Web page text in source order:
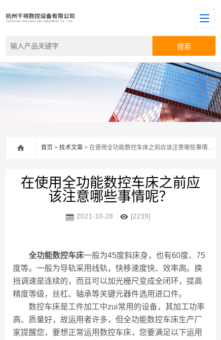
首页 >技术文章 > 在使用全功能数控车床之前应该注意哪些事情呢？
在使用全功能数控车床之前应
该注意哪些事情呢？
2021-10-28 [2239]
全功能数控车床一般为45度斜床身，也有60度、75
度等。一般为导轨采用线轨，快移速度快、效率高。换
挡调速是连续的，而且可以加光栅尺变成全闭环，提高
精度等级，丝杠、轴承等关键元器件选用进口件。
数控车床是工件加工中zui常用的设备，其加工功率
高、质量好，故运用者许多，但全功能数控车床生产厂
家提醒您，要想正常运用数控车床，您要满足以下运用